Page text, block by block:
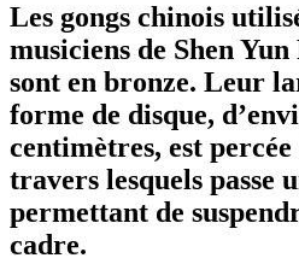
Les gongs chinois
musiciens de Shen
sont en bronze. Leur
forme de disque,
centimètres, est
travers lesquels passe
permettant de
cadre.